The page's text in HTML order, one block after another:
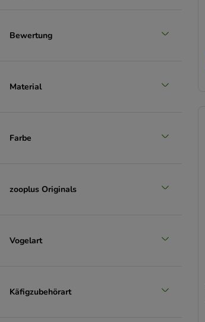
Bewertung
Material
Farbe
zooplus Originals
Vogelart
Käfigzubehörart